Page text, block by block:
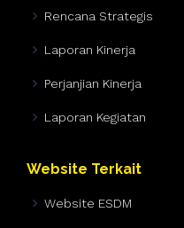
Rencana Strategis
Laporan Kinerja
Perjanjian Kinerja
Laporan Kegiatan
Website Terkait
Website ESDM